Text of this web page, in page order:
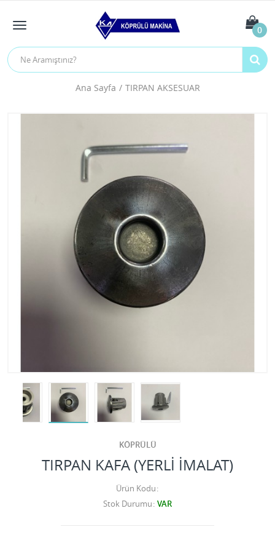
0
Ana Sayfa TIRPAN AKSESUAR
KÖPRÜLÜ
TIRPAN KAFA (YERLİ İMALAT)
Ürün Kodu
Stok Durumu VAR